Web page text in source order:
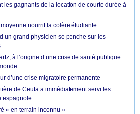
les gagnants de la location de courte durée à
nourrit la colère étudiante
un grand physicien se penche sur les
à l’origine d’une crise de santé publique
d’une crise migratoire permanente
de Ceuta a immédiatement servi les
espagnole
« en terrain inconnu »